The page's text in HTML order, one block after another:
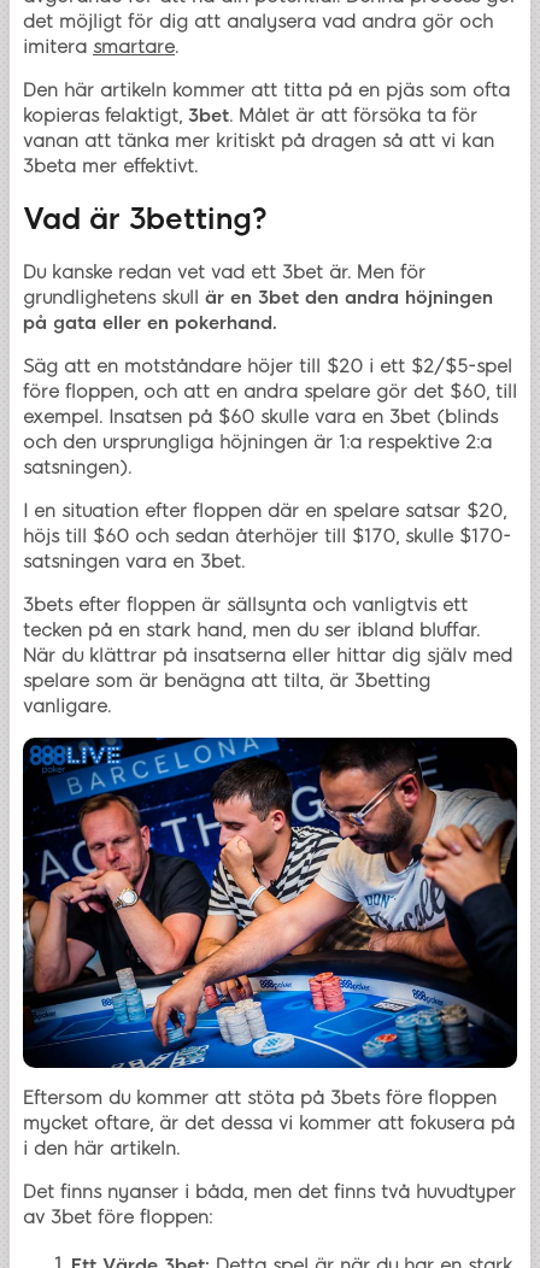
det möjligt för dig att analysera vad andra gör och
imitera smartare.
Den här artikeln kommer att titta på en pjäs som ofta
kopieras felaktigt, 3bet. Målet är att försöka ta för
vanan att tänka mer kritiskt på dragen så att vi kan
3beta mer effektivt.
Vad är 3betting?
Du kanske redan vet vad ett 3bet är. Men för
grundlighetens skull är en 3bet den andra höjningen
på gata eller en pokerhand.
Säg att en motståndare höjer till $20 i ett $2/$5-spel
före floppen, och att en andra spelare gör det $60, till
exempel. Insatsen på $60 skulle vara en 3bet (blinds
och den ursprungliga höjningen är 1:a respektive 2:a
satsningen).
I en situation efter floppen där en spelare satsar $20,
höjs till $60 och sedan återhöjer till $170, skulle $170-
satsningen vara en 3bet.
3bets efter floppen är sällsynta och vanligtvis ett
tecken på en stark hand, men du ser ibland bluffar.
När du klättrar på insatserna eller hittar dig själv med
spelare som är benägna att tilta, är 3betting
vanligare.
Eftersom du kommer att stöta på 3bets före floppen
mycket oftare, är det dessa vi kommer att fokusera på
i den här artikeln.
Det finns nyanser i båda, men det finns två huvudtyper
av 3bet före floppen: